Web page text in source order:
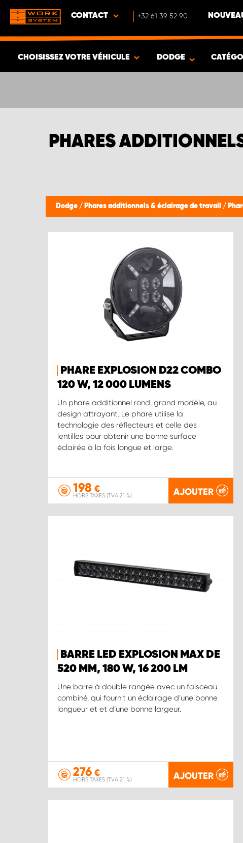
CONTACT +32 61 39 52 90
CHOISISSEZ VOTRE VÉHICULE DODGE
PHARES
Dodge / Phares additionnels & éclairage de travail /
PHARE EXPLOSION D22 COMBO
120 W, 12 000 LUMENS
Un phare additionnel rond, grand modèle, au
design attrayant. Le phare utilise la
technologie des réflecteurs et celle des
lentilles pour obtenir une bonne surface
éclairée à la fois longue et large.
198 €
HORS TAXES (TVA 21 %) AJOUTER
BARRE LED EXPLOSION MAX DE
520 MM, 180 W, 16 200 LM
Une barre à double rangée avec un faisceau
combiné, qui fournit un éclairage d’une bonne
longueur et et d’une bonne largeur.
276 €
HORS TAXES (TVA 21 %) AJOUTER